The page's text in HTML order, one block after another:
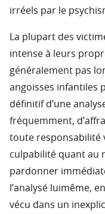
irréels par le
La plupart des
intense à leurs
généralement pas
angoisses infantiles
définitif d’une
fréquemment,
toute responsabilité
culpabilité quant au
pardonner
l’analysé luimême,
vécu dans un